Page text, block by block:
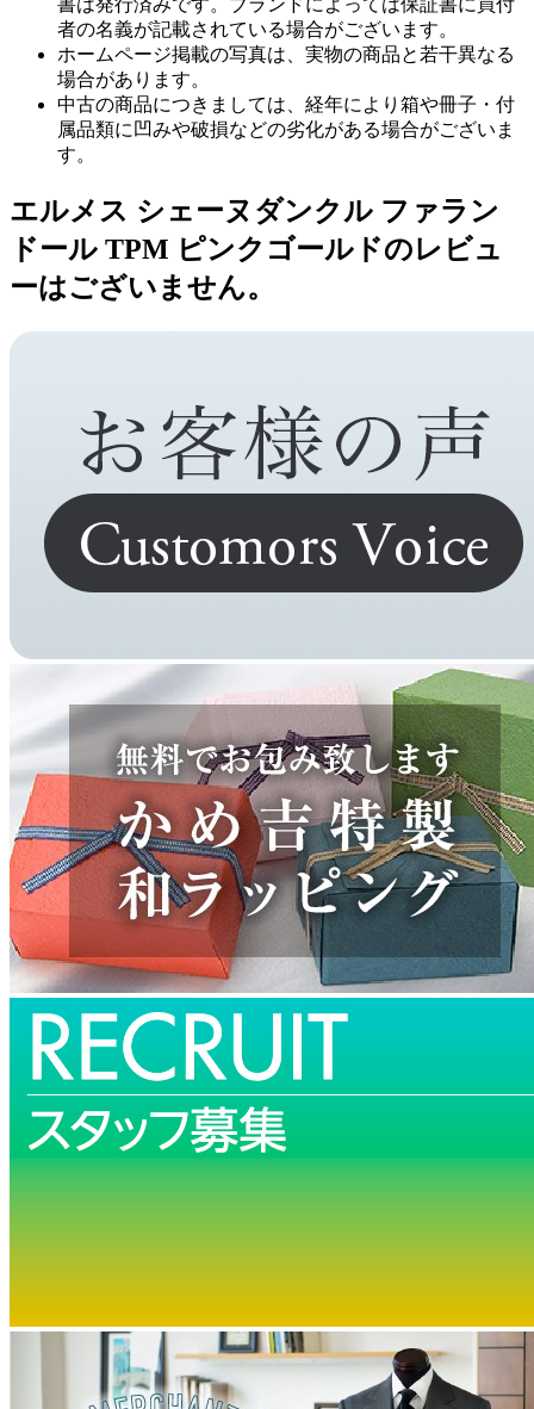
書は発行済みです。ブランドによっては保証書に買付
者の名義が記載されている場合がございます。
ホームページ掲載の写真は、実物の商品と若干異なる
場合があります。
中古の商品につきましては、経年により箱や冊子・付
属品類に凹みや破損などの劣化がある場合がございま
す。
エルメス シェーヌダンクル ファラン
ドール TPM ピンクゴールドのレビュ
ーはございません。